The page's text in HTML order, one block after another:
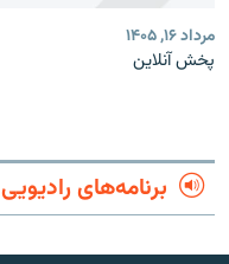
مرداد ۱۶, ۱۴۰۵
پخش آنلاین
برنامه‌های رادیویی